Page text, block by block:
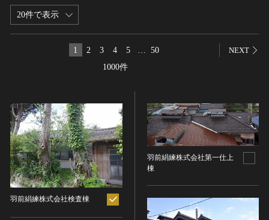
トップ
全国の美術館・博物館
世界遺産
無形文化遺産
動画で見る無形の文化財
媒体資料・関連記事等
博物館、美術館の皆さまへ
お知らせ一覧
ヘルプ
このサイトについて
関連サイトリンク
サイトマップ
サイトのご意見はこちら
20件で表示
1000件
1 2 3 4 5 50 NEXT
羽前絹練株式会社検査棟
羽前絹練株式会社第一仕上
棟
フリーワード
制作者名
時代
時代を選択
分野